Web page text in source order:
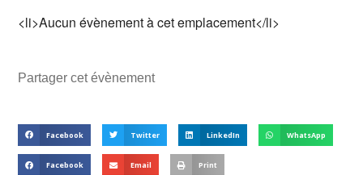
<li>Aucun évènement à cet emplacement</li>
Partager cet évènement
Facebook Twitter LinkedIn WhatsApp
Facebook Email Print